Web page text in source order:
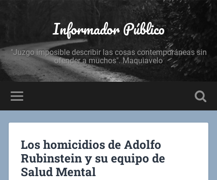
Informador Público
"Juzgo imposible describir las cosas contemporáneas sin
ofender a muchos". Maquiavelo
Los homicidios de Adolfo
Rubinstein y su equipo de
Salud Mental